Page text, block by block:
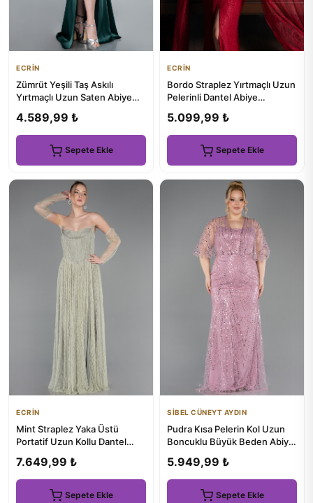
ECRİN
Zümrüt Yeşili Taş Askılı
Yırtmaçlı Uzun Saten Abiye
4.589,99 ₺
Sepete Ekle
ECRİN
Bordo Straplez Yırtmaçlı Uzun
Pelerinli Dantel Abiye
5.099,99 ₺
Sepete Ekle
ECRİN
Mint Straplez Yaka Üstü
Portatif Uzun Kollu Dantel
7.649,99 ₺
Sepete Ekle
SİBEL CÜNEYT AYDIN
Pudra Kısa Pelerin Kol Uzun
Boncuklu Büyük Beden Abiye
5.949,99 ₺
Sepete Ekle